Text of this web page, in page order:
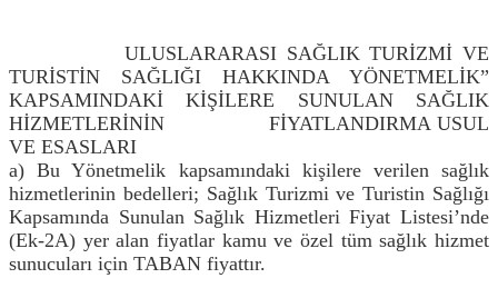
ULUSLARARASI SAĞLIK TURİZMİ VE
TURİSTİN SAĞLIĞI HAKKINDA YÖNETMELİK”
KAPSAMINDAKİ KİŞİLERE SUNULAN SAĞLIK
HİZMETLERİNİN FİYATLANDIRMA USUL
VE ESASLARI
a) Bu Yönetmelik kapsamındaki kişilere verilen sağlık
hizmetlerinin bedelleri; Sağlık Turizmi ve Turistin Sağlığı
Kapsamında Sunulan Sağlık Hizmetleri Fiyat Listesi’nde
(Ek-2A) yer alan fiyatlar kamu ve özel tüm sağlık hizmet
sunucuları için TABAN fiyattır.